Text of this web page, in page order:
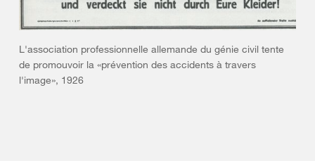
L'association professionnelle allemande du génie civil tente
de promouvoir la «prévention des accidents à travers
l'image», 1926